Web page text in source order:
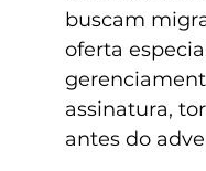
buscam
oferta
assinatura,
antes do